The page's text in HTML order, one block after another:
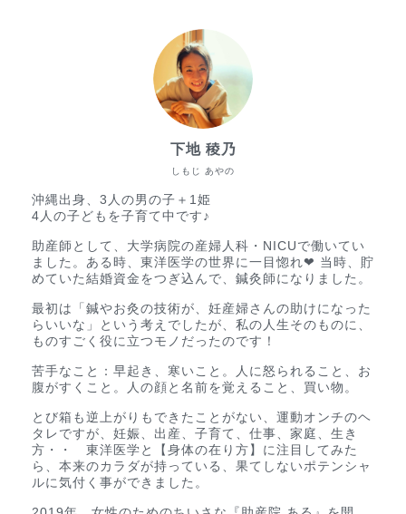
しもじ あやの
下地 稜乃
沖縄出身、3人の男の子＋1姫
4人の子どもを子育て中です♪
助産師として、大学病院の産婦人科・NICUで働いてい
ました。ある時、東洋医学の世界に一目惚れ❤︎ 当時、貯
めていた結婚資金をつぎ込んで、鍼灸師になりました。
最初は「鍼やお灸の技術が、妊産婦さんの助けになった
らいいな」という考えでしたが、私の人生そのものに、
ものすごく役に立つモノだったのです！
苦手なこと：早起き、寒いこと。人に怒られること、お
腹がすくこと。人の顔と名前を覚えること、買い物。
とび箱も逆上がりもできたことがない、運動オンチのヘ
タレですが、妊娠、出産、子育て、仕事、家庭、生き
方・・ 東洋医学と【身体の在り方】に注目してみた
ら、本来のカラダが持っている、果てしないポテンシャ
ルに気付く事ができました。